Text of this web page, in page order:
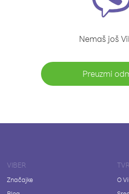
Nemaš još
Preuzmi
VIBER
Značajke
O